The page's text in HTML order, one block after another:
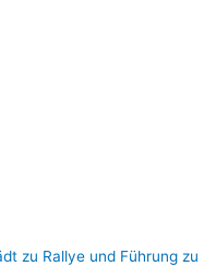
zu Rallye und Führung zu